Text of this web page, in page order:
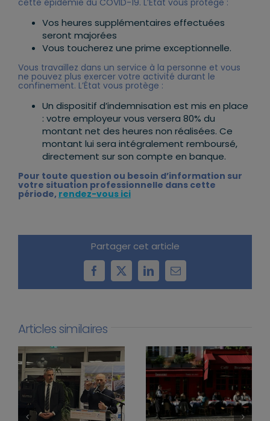
cette épidémie du COVID-19. L’État vous protège :
Vos heures supplémentaires effectuées
seront majorées
Vous toucherez une prime exceptionnelle.
Vous travaillez dans un service à la personne et vous
ne pouvez plus exercer votre activité durant le
confinement. L’État vous protège :
Un dispositif d’indemnisation est mis en place
: votre employeur vous versera 80% du
montant net des heures non réalisées. Ce
montant lui sera intégralement remboursé,
directement sur son compte en banque.
Pour toute question ou besoin d’information sur
votre situation professionnelle dans cette
période, rendez-vous ici
Partager cet article
Facebook
X LinkedInEmail
Articles similaires